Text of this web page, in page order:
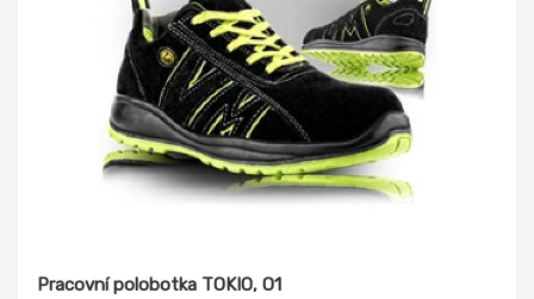
Pracovní polobotka TOKIO, O1